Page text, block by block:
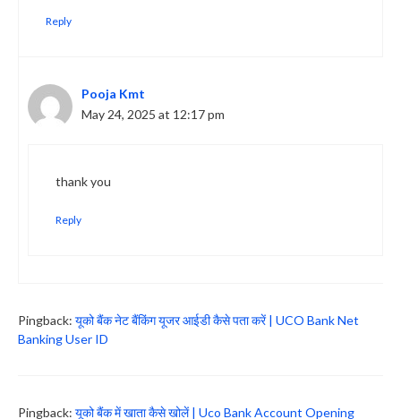
Reply
Pooja Kmt
May 24, 2025 at 12:17 pm
thank you
Reply
Pingback: यूको बैंक नेट बैंकिंग यूजर आईडी कैसे पता करें | UCO Bank Net
Banking User ID
Pingback: यूको बैंक में खाता कैसे खोलें | Uco Bank Account Opening